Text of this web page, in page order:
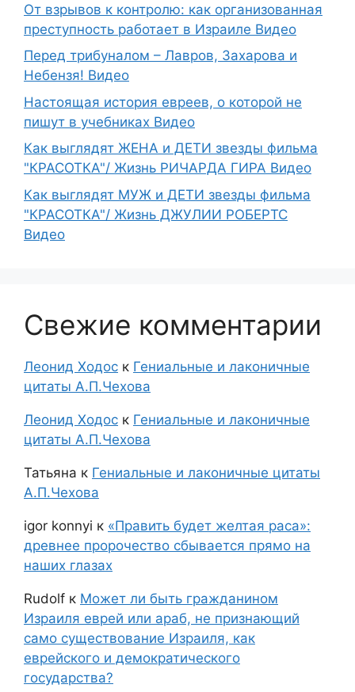
От взрывов к контролю: как организованная
преступность работает в Израиле Видео
Перед трибуналом – Лавров, Захарова и
Небензя! Видео
Настоящая история евреев, о которой не
пишут в учебниках Видео
Как выглядят ЖЕНА и ДЕТИ звезды фильма
"КРАСОТКА"/ Жизнь РИЧАРДА ГИРА Видео
Как выглядят МУЖ и ДЕТИ звезды фильма
"КРАСОТКА"/ Жизнь ДЖУЛИИ РОБЕРТС
Видео
Свежие комментарии
Леонид Ходос к Гениальные и лаконичные
цитаты А.П.Чехова
Леонид Ходос к Гениальные и лаконичные
цитаты А.П.Чехова
Татьяна к Гениальные и лаконичные цитаты
А.П.Чехова
igor konnyi к «Править будет желтая раса»:
древнее пророчество сбывается прямо на
наших глазах
Rudolf к Может ли быть гражданином
Израиля еврей или араб, не признающий
само существование Израиля, как
еврейского и демократического
государства?